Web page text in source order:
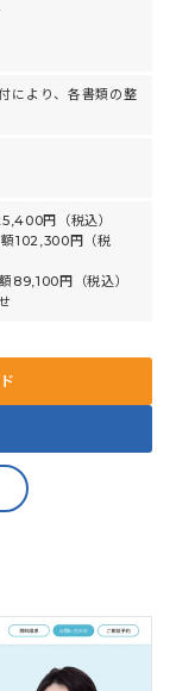
により、各書類の整
円（税込）
102,300円（税
89,100円（税込）